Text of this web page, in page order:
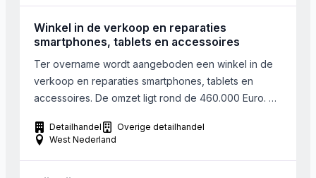
vloeren, plinten en aanverwante artikelen via
showroom en meerdere webshops. Het aandeel
online verkopen ligt momenteel op 25% […]
Winkel in de verkoop en reparaties
smartphones, tablets en accessoires
Ter overname wordt aangeboden een winkel in de
verkoop en reparaties smartphones, tablets en
accessoires. De omzet ligt rond de 460.000 Euro. De
huidige ondernemers willen de focus van het bedrijf
terugbrengen naar de corebusiness (zakelijke markt:
Detailhandel
Overige detailhandel
West Nederland